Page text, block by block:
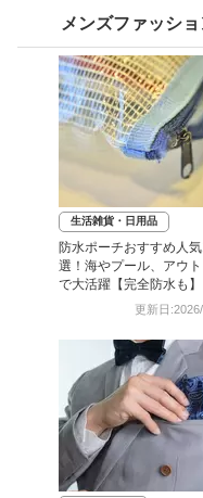
メンズファッシ
生活雑貨・日用品
防水ポーチおすすめ人
選！海やプール、アウ
で大活躍【完全防水も】
更新日